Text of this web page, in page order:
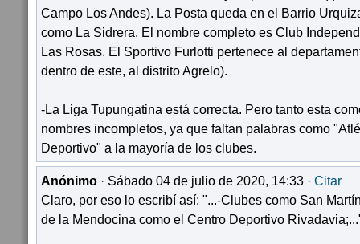
Campo Los Andes). La Posta queda en el Barrio
como La Sidrera. El nombre completo es Club
Las Rosas. El Sportivo Furlotti pertenece al
dentro de este, al distrito Agrelo).
-La Liga Tupungatina está correcta. Pero tanto esta
nombres incompletos, ya que faltan palabras como
Deportivo" a la mayoría de los clubes.
Anónimo · Sábado 04 de julio de 2020, 14:33 · Citar
Claro, por eso lo escribí así: "...-Clubes como San
de la Mendocina como el Centro Deportivo